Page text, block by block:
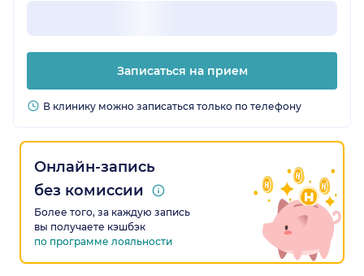
Записаться на прием
В клинику можно записаться только по телефону
Онлайн-запись
без комиссии
Более того, за каждую запись
вы получаете кэшбэк
по программе лояльности